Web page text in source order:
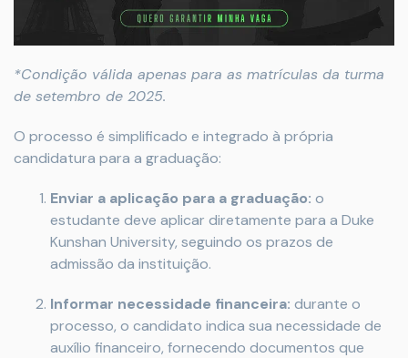
*Condição válida apenas para as matrículas da turma
de setembro de 2025.
O processo é simplificado e integrado à própria
candidatura para a graduação:
Enviar a aplicação para a graduação: o
estudante deve aplicar diretamente para a Duke
Kunshan University, seguindo os prazos de
admissão da instituição.
Informar necessidade financeira: durante o
processo, o candidato indica sua necessidade de
auxílio financeiro, fornecendo documentos que